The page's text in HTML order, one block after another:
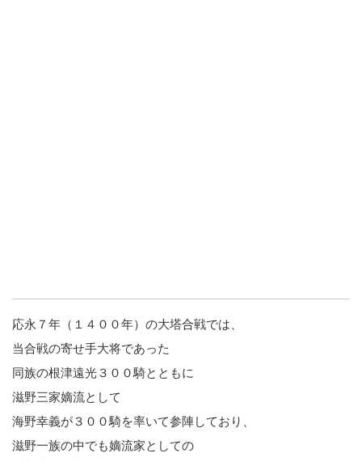
応永７年（１４００年）の大塔合戦では、
当合戦の寄せ手大将であった
同族の根津遠光３００騎とともに
滋野三家嫡流として
海野幸義が３００騎を率いて参陣しており、
滋野一族の中でも嫡流家としての